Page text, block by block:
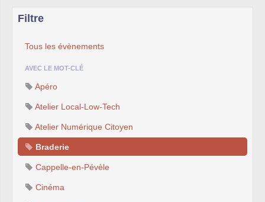
Filtre
Tous les évènements
AVEC LE MOT-CLÉ
Apéro
Atelier Local-Low-Tech
Atelier Numérique Citoyen
Braderie
Cappelle-en-Pévèle
Cinéma